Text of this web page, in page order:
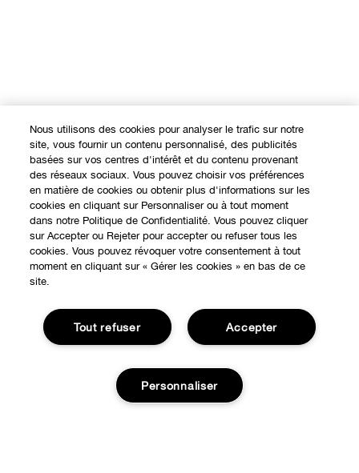
EXPÉRIENCE EN LIGNE
Offres Spéciales
Points de Vente
À PROPOS
Notre Philosophie
Changer de Pays
BESOIN D'AIDE?
Suivre ma commande
CONFIDENTIALITÉ ET CONDITIONS GÉNÉRALES
Nous utilisons des cookies pour analyser le trafic sur notre
site, vous fournir un contenu personnalisé, des publicités
basées sur vos centres d'intérêt et du contenu provenant
des réseaux sociaux. Vous pouvez choisir vos préférences
en matière de cookies ou obtenir plus d'informations sur les
cookies en cliquant sur Personnaliser ou à tout moment
dans notre Politique de Confidentialité. Vous pouvez cliquer
sur Accepter ou Rejeter pour accepter ou refuser tous les
cookies. Vous pouvez révoquer votre consentement à tout
moment en cliquant sur « Gérer les cookies » en bas de ce
site.
Accepter
Tout refuser
Personnaliser